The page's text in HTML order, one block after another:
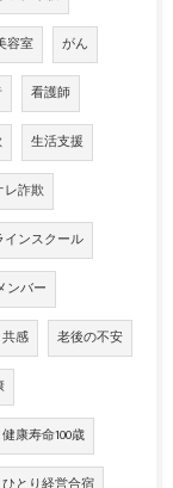
容室 がん
看護師
生活支援
レ詐欺
インスクール
ンバー
共感 老後の不安
健康寿命100歳